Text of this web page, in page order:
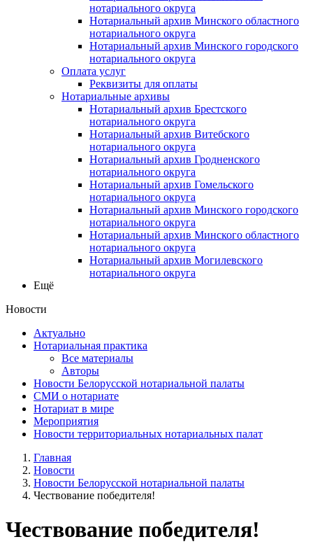
нотариального округа
Нотариальный архив Минского областного
нотариального округа
Нотариальный архив Минского городского
нотариального округа
Оплата услуг
Реквизиты для оплаты
Нотариальные архивы
Нотариальный архив Брестского
нотариального округа
Нотариальный архив Витебского
нотариального округа
Нотариальный архив Гродненского
нотариального округа
Нотариальный архив Гомельского
нотариального округа
Нотариальный архив Минского городского
нотариального округа
Нотариальный архив Минского областного
нотариального округа
Нотариальный архив Могилевского
нотариального округа
Ещё
Новости
Актуально
Нотариальная практика
Все материалы
Авторы
Новости Белорусской нотариальной палаты
СМИ о нотариате
Нотариат в мире
Мероприятия
Новости территориальных нотариальных палат
Главная
Новости
Новости Белорусской нотариальной палаты
Чествование победителя!
Чествование победителя!